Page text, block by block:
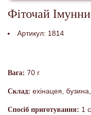
Фіточай
Артикул: 1814
Вага: 70 г
Склад: ехінацея,
Спосіб приготування: 1